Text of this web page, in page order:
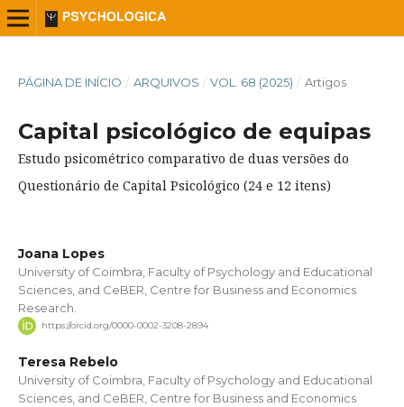
PÁGINA DE INÍCIO / ARQUIVOS / VOL. 68 (2025) / Artigos
Capital psicológico de equipas
Estudo psicométrico comparativo de duas versões do
Questionário de Capital Psicológico (24 e 12 itens)
Joana Lopes
University of Coimbra, Faculty of Psychology and Educational
Sciences, and CeBER, Centre for Business and Economics
Research.
https://orcid.org/0000-0002-3208-2894
Teresa Rebelo
University of Coimbra, Faculty of Psychology and Educational
Sciences, and CeBER, Centre for Business and Economics